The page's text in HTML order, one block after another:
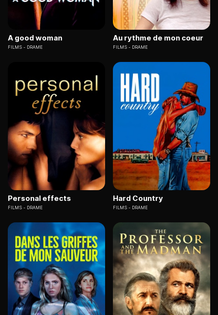
A good woman
FILMS DRAME
Au rythme de mon coeur
FILMS DRAME
Personal effects
FILMS DRAME
Hard Country
FILMS DRAME